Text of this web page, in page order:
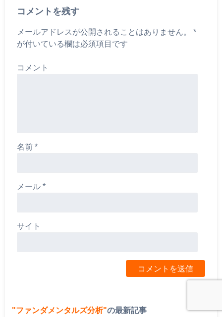
コメントを残す
メールアドレスが公開されることはありません。
*
が付いている欄は必須項目です
コメント
名前 *
メール *
サイト
ファンダメンタルズ分析 の最新記事